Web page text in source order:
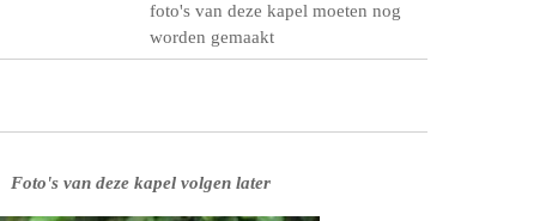
foto's van deze kapel moeten nog
worden gemaakt
Foto's van deze kapel volgen later